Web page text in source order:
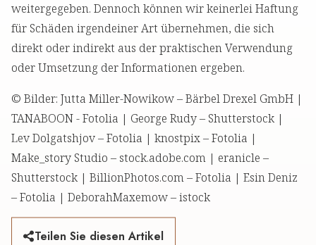
weitergegeben. Dennoch können wir keinerlei Haftung
für Schäden irgendeiner Art übernehmen, die sich
direkt oder indirekt aus der praktischen Verwendung
oder Umsetzung der Informationen ergeben.
© Bilder: Jutta Miller-Nowikow – Bärbel Drexel GmbH |
TANABOON - Fotolia | George Rudy – Shutterstock |
Lev Dolgatshjov – Fotolia | knostpix – Fotolia |
Make_story Studio – stock.adobe.com | eranicle –
Shutterstock | BillionPhotos.com – Fotolia | Esin Deniz
– Fotolia | DeborahMaxemow – istock
Teilen Sie diesen Artikel